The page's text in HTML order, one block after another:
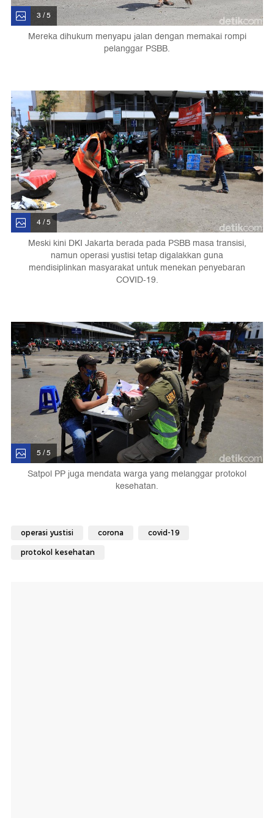
3 / 5
Mereka dihukum menyapu jalan dengan memakai rompi
pelanggar PSBB.
4 / 5
Meski kini DKI Jakarta berada pada PSBB masa transisi,
namun operasi yustisi tetap digalakkan guna
mendisiplinkan masyarakat untuk menekan penyebaran
COVID-19.
5 / 5
Satpol PP juga mendata warga yang melanggar protokol
kesehatan.
operasi yustisi corona covid-19
protokol kesehatan